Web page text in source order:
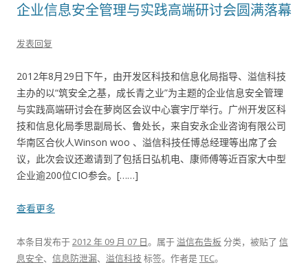
企业信息安全管理与实践高端研讨会圆满落幕
发表回复
2012年8月29日下午，由开发区科技和信息化局指导、溢信科技
主办的以“筑安全之基，成长青之业”为主题的企业信息安全管理
与实践高端研讨会在萝岗区会议中心寰宇厅举行。广州开发区科
技和信息化局季思副局长、鲁处长，来自安永企业咨询有限公司
华南区合伙人Winson woo 、溢信科技任博总经理等出席了会
议，此次会议还邀请到了包括日弘机电、康师傅等近百家大中型
企业逾200位CIO参会。[……]
查看更多
本条目发布于2012 年 09 月 07 日。属于溢信布告板 分类，被贴了 信
息安全、 信息防泄漏、 溢信科技 标签。 作者是TEC。